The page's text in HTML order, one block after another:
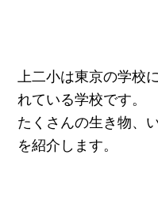
上二小は東京の学校
れている学校です。
たくさんの生き物、
を紹介します。